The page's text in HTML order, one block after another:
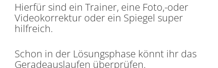
Hierfür sind ein Trainer, eine Foto,-oder
Videokorrektur oder ein Spiegel super
hilfreich.
Schon in der Lösungsphase könnt ihr das
Geradeauslaufen überprüfen.